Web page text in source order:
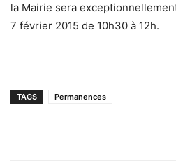
la Mairie sera
7 février 2015 de 10h30 à 12h.
TAGS Permanences